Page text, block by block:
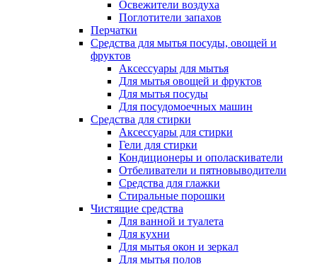
Освежители воздуха
Поглотители запахов
Перчатки
Средства для мытья посуды, овощей и
фруктов
Аксессуары для мытья
Для мытья овощей и фруктов
Для мытья посуды
Для посудомоечных машин
Средства для стирки
Аксессуары для стирки
Гели для стирки
Кондиционеры и ополаскиватели
Отбеливатели и пятновыводители
Средства для глажки
Стиральные порошки
Чистящие средства
Для ванной и туалета
Для кухни
Для мытья окон и зеркал
Для мытья полов